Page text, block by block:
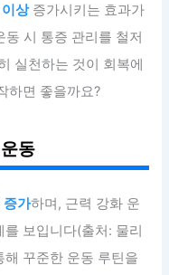
상증가시키는 효과가
시 통증 관리를 철저
실천하는 것이 회복에
하면 좋을까요?
동
증가하며, 근력 강화 운
보입니다(출처: 물리
꾸준한 운동 루틴을